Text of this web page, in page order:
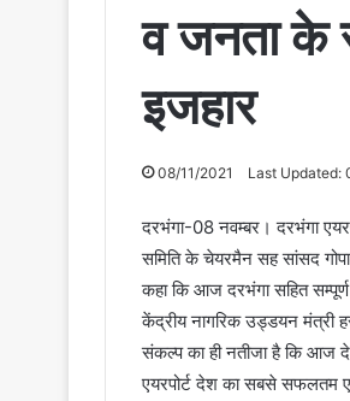
व जनता के
इजहार
08/11/2021 Last Updated:
दरभंगा-08 नवम्बर। दरभंगा
समिति के चेयरमैन सह सांसद
कहा कि आज दरभंगा सहित
केंद्रीय नागरिक उड्डयन मंत्री
संकल्प का ही नतीजा है कि आज
एयरपोर्ट देश का सबसे सफलतम